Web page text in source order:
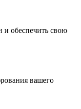
и обеспечить свою
вашего